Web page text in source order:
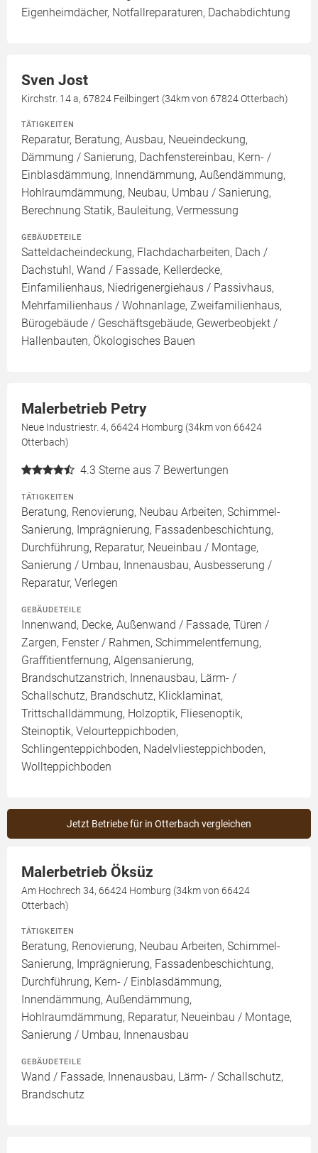
Eigenheimdächer, Notfallreparaturen, Dachabdichtung
Sven Jost
Kirchstr. 14 a, 67824 Feilbingert (34km von 67824 Otterbach)
TÄTIGKEITEN
Reparatur, Beratung, Ausbau, Neueindeckung,
Dämmung / Sanierung, Dachfenstereinbau, Kern- /
Einblasdämmung, Innendämmung, Außendämmung,
Hohlraumdämmung, Neubau, Umbau / Sanierung,
Berechnung Statik, Bauleitung, Vermessung
GEBÄUDETEILE
Satteldacheindeckung, Flachdacharbeiten, Dach /
Dachstuhl, Wand / Fassade, Kellerdecke,
Einfamilienhaus, Niedrigenergiehaus / Passivhaus,
Mehrfamilienhaus / Wohnanlage, Zweifamilienhaus,
Bürogebäude / Geschäftsgebäude, Gewerbeobjekt /
Hallenbauten, Ökologisches Bauen
Malerbetrieb Petry
Neue Industriestr. 4, 66424 Homburg (34km von 66424
Otterbach)
4.3 Sterne aus 7 Bewertungen
TÄTIGKEITEN
Beratung, Renovierung, Neubau Arbeiten, Schimmel-
Sanierung, Imprägnierung, Fassadenbeschichtung,
Durchführung, Reparatur, Neueinbau / Montage,
Sanierung / Umbau, Innenausbau, Ausbesserung /
Reparatur, Verlegen
GEBÄUDETEILE
Innenwand, Decke, Außenwand / Fassade, Türen /
Zargen, Fenster / Rahmen, Schimmelentfernung,
Graffitientfernung, Algensanierung,
Brandschutzanstrich, Innenausbau, Lärm- /
Schallschutz, Brandschutz, Klicklaminat,
Trittschalldämmung, Holzoptik, Fliesenoptik,
Steinoptik, Velourteppichboden,
Schlingenteppichboden, Nadelvliesteppichboden,
Wollteppichboden
Jetzt Betriebe für in Otterbach vergleichen
Malerbetrieb Öksüz
Am Hochrech 34, 66424 Homburg (34km von 66424
Otterbach)
TÄTIGKEITEN
Beratung, Renovierung, Neubau Arbeiten, Schimmel-
Sanierung, Imprägnierung, Fassadenbeschichtung,
Durchführung, Kern- / Einblasdämmung,
Innendämmung, Außendämmung,
Hohlraumdämmung, Reparatur, Neueinbau / Montage,
Sanierung / Umbau, Innenausbau
GEBÄUDETEILE
Wand / Fassade, Innenausbau, Lärm- / Schallschutz,
Brandschutz